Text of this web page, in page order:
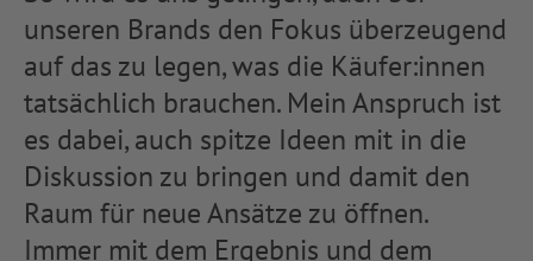
unseren Brands den Fokus überzeugend
auf das zu legen, was die Käufer:innen
tatsächlich brauchen. Mein Anspruch ist
es dabei, auch spitze Ideen mit in die
Diskussion zu bringen und damit den
Raum für neue Ansätze zu öffnen.
Immer mit dem Ergebnis und dem